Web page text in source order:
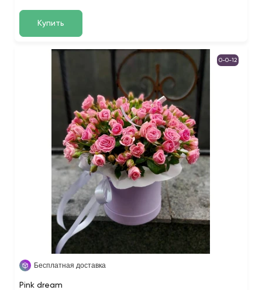
Купить
0-0-12
Бесплатная доставка
Pink dream